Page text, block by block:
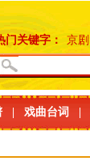
门关键字： 京剧
戏曲台词